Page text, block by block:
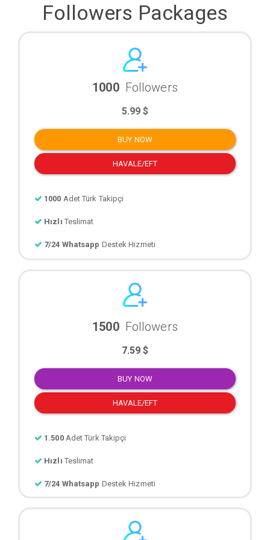
Followers Packages
1000 Followers
5.99 $
BUY NOW
HAVALE/EFT
1000 Adet Türk Takipçi
Hızlı Teslimat
7/24 Whatsapp Destek Hizmeti
1500 Followers
7.59 $
BUY NOW
HAVALE/EFT
1.500 Adet Türk Takipçi
Hızlı Teslimat
7/24 Whatsapp Destek Hizmeti